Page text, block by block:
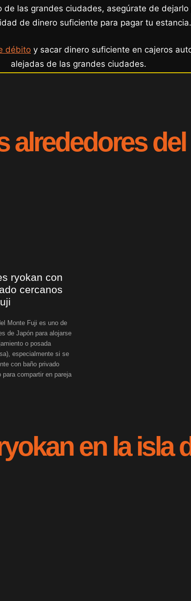
de las grandes ciudades, asegúrate de
de dinero suficiente para pagar tu estancia.
débito y sacar dinero suficiente en cajeros
alejadas de las grandes ciudades.
alrededores
ryokan con
cercanos
Monte Fuji es uno de
de Japón para alojarse
o posada
especialmente si se
con baño privado
para compartir en pareja
en la isla